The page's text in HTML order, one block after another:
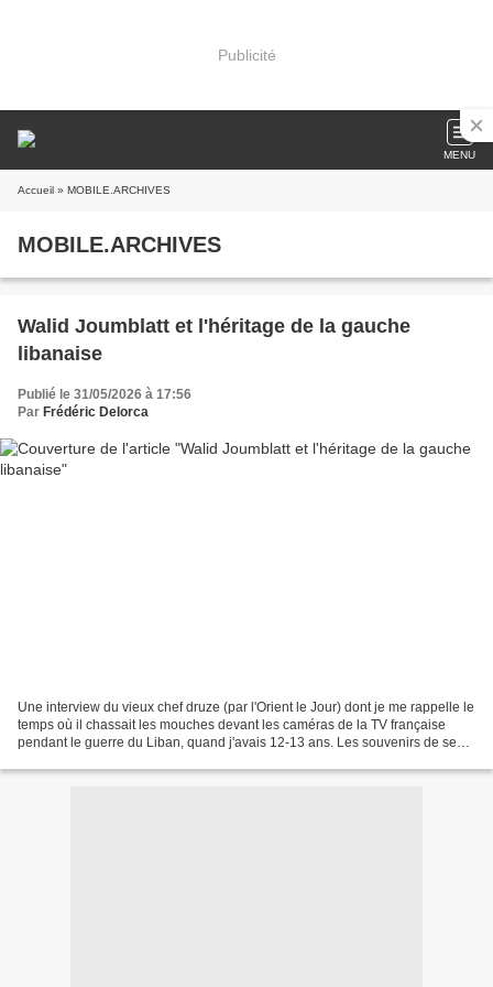
Publicité
MENU
Accueil » MOBILE.ARCHIVES
MOBILE.ARCHIVES
Walid Joumblatt et l'héritage de la gauche
libanaise
Publié le 31/05/2026 à 17:56
Par Frédéric Delorca
Une interview du vieux chef druze (par l'Orient le Jour) dont je me rappelle le
temps où il chassait les mouches devant les caméras de la TV française
pendant le guerre du Liban, quand j'avais 12-13 ans. Les souvenirs de ses